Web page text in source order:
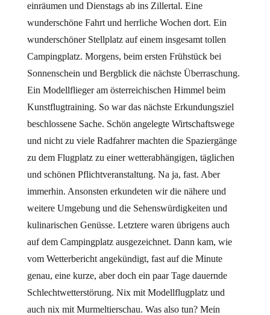
einräumen und Dienstags ab ins Zillertal. Eine
wunderschöne Fahrt und herrliche Wochen dort. Ein
wunderschöner Stellplatz auf einem insgesamt tollen
Campingplatz. Morgens, beim ersten Frühstück bei
Sonnenschein und Bergblick die nächste Überraschung.
Ein Modellflieger am österreichischen Himmel beim
Kunstflugtraining. So war das nächste Erkundungsziel
beschlossene Sache. Schön angelegte Wirtschaftswege
und nicht zu viele Radfahrer machten die Spaziergänge
zu dem Flugplatz zu einer wetterabhängigen, täglichen
und schönen Pflichtveranstaltung. Na ja, fast. Aber
immerhin. Ansonsten erkundeten wir die nähere und
weitere Umgebung und die Sehenswürdigkeiten und
kulinarischen Genüsse. Letztere waren übrigens auch
auf dem Campingplatz ausgezeichnet. Dann kam, wie
vom Wetterbericht angekündigt, fast auf die Minute
genau, eine kurze, aber doch ein paar Tage dauernde
Schlechtwetterstörung. Nix mit Modellflugplatz und
auch nix mit Murmeltierschau. Was also tun? Mein